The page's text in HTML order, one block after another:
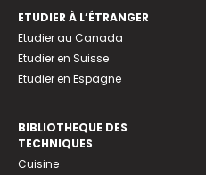
ETUDIER À L’ÉTRANGER
Etudier au Canada
Etudier en Suisse
Etudier en Espagne
BIBLIOTHEQUE DES
TECHNIQUES
Cuisine